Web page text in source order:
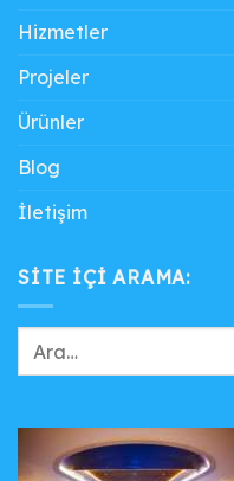
Hizmetler
Projeler
Ürünler
Blog
İletişim
SITE IÇI ARAMA: